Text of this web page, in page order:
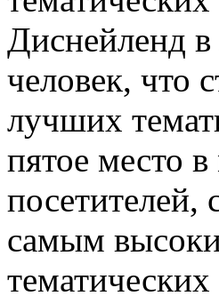
Диснейленд
человек, что
лучших
пятое место
посетителей,
самым